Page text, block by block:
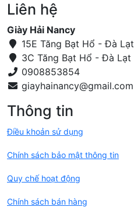
Liên hệ
Giày Hải Nancy
15E Tăng Bạt Hổ - Đà Lạt
3C Tăng Bạt Hổ - Đà Lạt
0908853854
Thông tin
Điều khoản sử dụng
Chính sách bảo mật thông tin
Quy chế hoạt động
Chính sách bán hàng